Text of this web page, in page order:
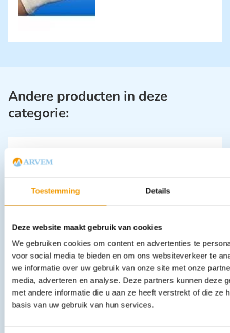
Toestemming Details
Deze website maakt gebruik van cookies
We gebruiken cookies om content en advertenties te
voor social media te bieden en om ons websiteverkeer te
we informatie over uw gebruik van onze site met onze
media, adverteren en analyse. Deze partners kunnen deze
met andere informatie die u aan ze heeft verstrekt of die ze
basis van uw gebruik van hun services.
Andere producten in deze
categorie:
Laken, disposable. PP/Nonwoven afmeting 140 x 240 cm
6 excl. btw
In winkelwagen
Leverbaar